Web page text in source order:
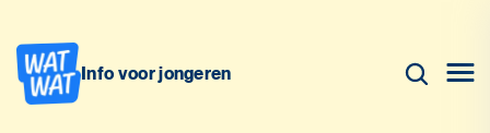
Info voor jongeren